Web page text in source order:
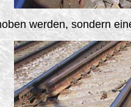
werden, sondern